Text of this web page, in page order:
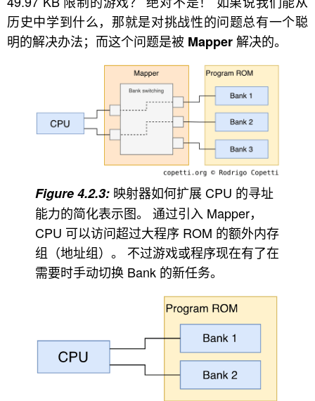
历史中学到什么，那就是对挑战性的问题总有一个聪
明的解决办法；而这个问题是被 Mapper解决的。
映射器如何扩展 CPU 的寻址
能力的简化表示图。 通过引入 Mapper，
CPU 可以访问超过大程序 ROM 的额外内存
组（地址组）。 不过游戏或程序现在有了在
需要时手动切换 Bank 的新任务。